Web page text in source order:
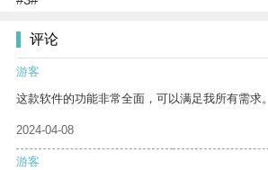
评论
游客
这款软件的功能非常全面，可以满足我所有需求。
2024-04-08
游客